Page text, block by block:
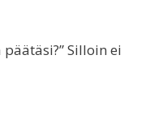
Silloin ei